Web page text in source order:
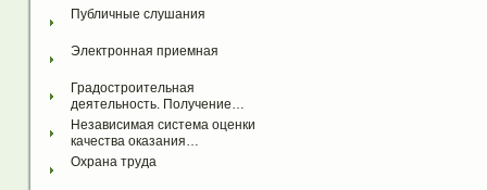
Публичные слушания
Электронная приемная
Градостроительная
деятельность. Получение…
Независимая система оценки
качества оказания…
Охрана труда